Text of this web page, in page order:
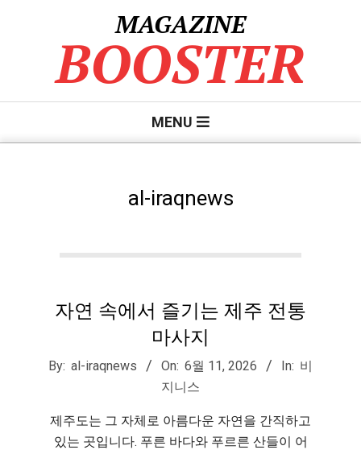
MAGAZINE
BOOSTER
MENU
al-iraqnews
자연 속에서 즐기는 제주 전통
마사지
2026-
By: al-iraqnews On: 6월 11, 2026 In: 비
지니스
제주도는 그 자체로 아름다운 자연을 간직하고
있는 곳입니다. 푸른 바다와 푸르른 산들이 어